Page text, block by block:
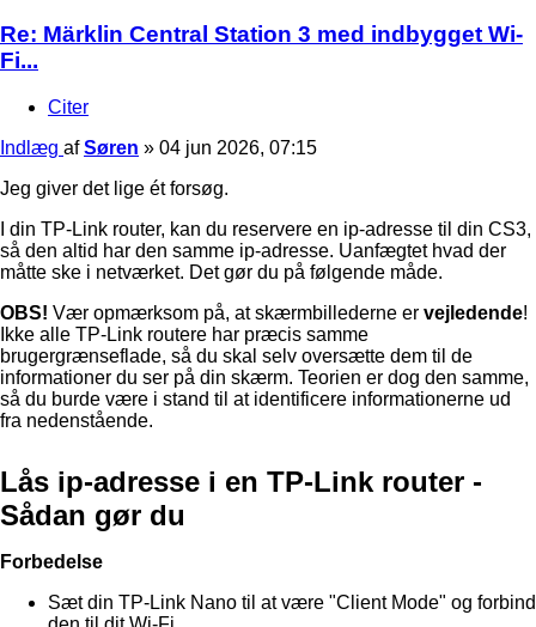
Re: Märklin Central Station 3 med indbygget Wi-
Fi...
Citer
Indlæg afSøren » 04 jun 2026, 07:15
Jeg giver det lige ét forsøg.
I din TP-Link router, kan du reservere en ip-adresse til din CS3,
så den altid har den samme ip-adresse. Uanfægtet hvad der
måtte ske i netværket. Det gør du på følgende måde.
OBS! Vær opmærksom på, at skærmbillederne er vejledende!
Ikke alle TP-Link routere har præcis samme
brugergrænseflade, så du skal selv oversætte dem til de
informationer du ser på din skærm. Teorien er dog den samme,
så du burde være i stand til at identificere informationerne ud
fra nedenstående.
Lås ip-adresse i en TP-Link router -
Sådan gør du
Forbedelse
Sæt din TP-Link Nano til at være "Client Mode" og forbind